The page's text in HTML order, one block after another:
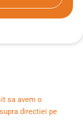
sa avem o
directiei pe